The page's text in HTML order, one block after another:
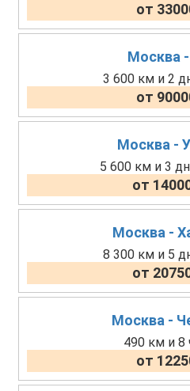
от
Москва
3 600 км и 2
от
Москва -
5 600 км и 3
от
Москва -
8 300 км и 5
от
Москва -
490 км и 8
от